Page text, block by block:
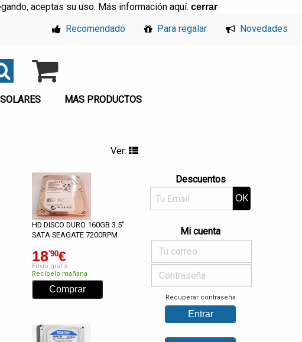
aceptas su uso. Más información aquí. cerrar
Recomendado Para regalar Novedades
MAS PRODUCTOS
Ver:
HD DISCO DURO 160GB 3.5"
SATA SEAGATE 7200RPM
18'90€
Envío gratis
Recíbelo mañana
Descuentos
Mi cuenta
Recuperar contraseña